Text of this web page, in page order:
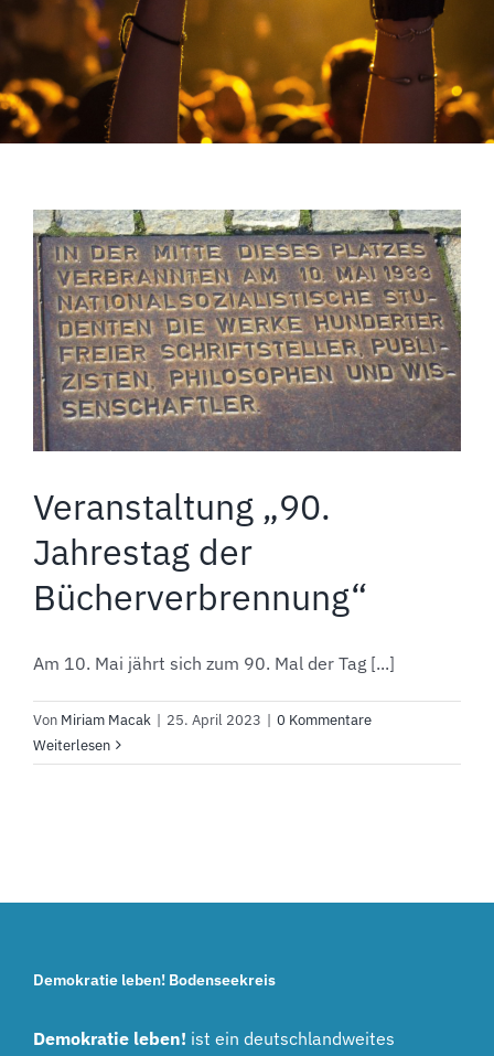
Veranstaltung „90.
Jahrestag der
Bücherverbrennung“
Am 10. Mai jährt sich zum 90. Mal der Tag [...]
Von Miriam Macak | 25. April 2023 | 0 Kommentare
Weiterlesen
Demokratie leben! Bodenseekreis
Demokratie leben! ist ein deutschlandweites